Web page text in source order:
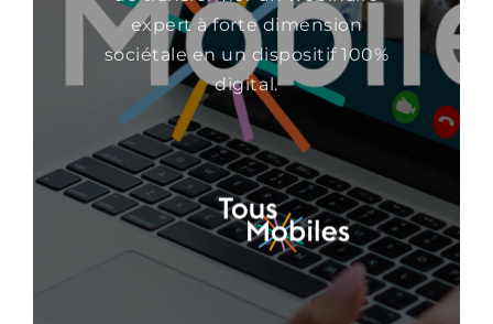
expert à forte dimension
sociétale en un dispositif 100%
digital.